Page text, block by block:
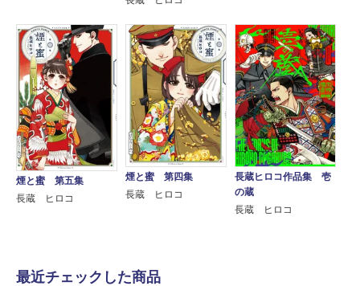
煙と蜜 第五集
長蔵 ヒロコ
煙と蜜 第四集
長蔵 ヒロコ
長蔵ヒロコ作品集 壱
の蔵
長蔵 ヒロコ
最近チェックした商品